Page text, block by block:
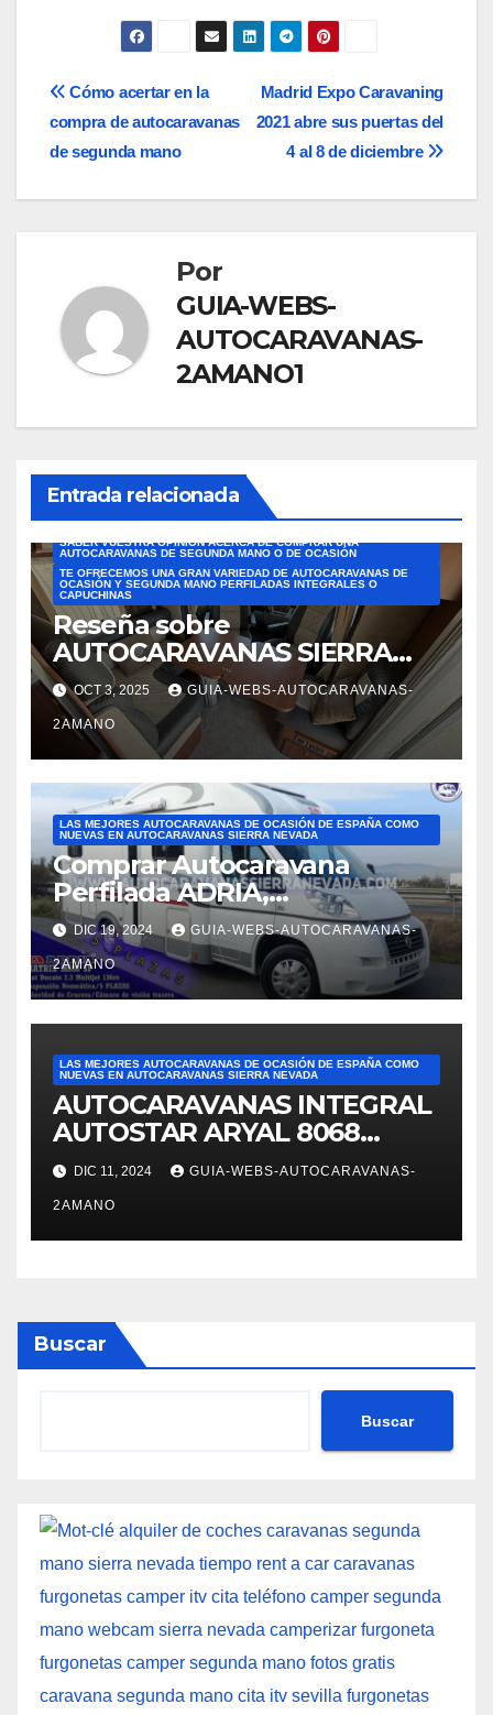
Navegación
de
entradas
Madrid Expo Caravaning
2021 abre sus puertas del
4 al 8 de diciembre
Cómo acertar en la
compra de autocaravanas
de segunda mano
Por
GUIA-WEBS-
AUTOCARAVANAS-
2AMANO1
Entrada relacionada
ANÁLISIS DE LAS MEJORES AUTOCARAVANAS DE 2025
NUEVAS EN AUTOCARAVANAS SIERRA NEVADA
LEE OPINIONES HONESTAS DE CLIENTES Y DESCUBRE POR QUÉ
COMPRAR CON AUTOCARAVANAS SIERRA NEVADA
SABER VUESTRA OPINIÓN ACERCA DE COMPRAR UNA
AUTOCARAVANAS DE SEGUNDA MANO O DE OCASIÓN
TE OFRECEMOS UNA GRAN VARIEDAD DE AUTOCARAVANAS DE
OCASIÓN Y SEGUNDA MANO PERFILADAS INTEGRALES O
CAPUCHINAS
Reseña sobre
AUTOCARAVANAS SIERRA
NEVADA. Las mejores
reseñas de AUTOCARAVANAS
DE SEGUNDA MANO DE
ESPAÑA. Reseña de JOSÉ
FELIPE PESQUERO. En el
ámbito de ventas: Alejandra
nos mostró varias
autocaravanas. Fue
superprofesional,
OCT 3, 2025 GUIA-WEBS-AUTOCARAVANAS-
2AMANO
LAS MEJORES AUTOCARAVANAS DE OCASIÓN DE ESPAÑA COMO
NUEVAS EN AUTOCARAVANAS SIERRA NEVADA
Comprar Autocaravana
Perfilada ADRIA,
modelo Matrix M680SP en
Autocaravanas Sierra Nevada
DIC 19, 2024 GUIA-WEBS-AUTOCARAVANAS-
2AMANO
LAS MEJORES AUTOCARAVANAS DE OCASIÓN DE ESPAÑA COMO
NUEVAS EN AUTOCARAVANAS SIERRA NEVADA
AUTOCARAVANAS INTEGRAL
AUTOSTAR ARYAL 8068
autocaravanas Sierra Nevada
DIC 11, 2024 GUIA-WEBS-AUTOCARAVANAS-
2AMANO
Buscar
Buscar